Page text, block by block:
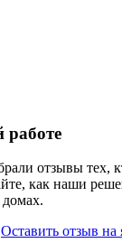
отзывы тех,
как наши
домах.
Оставить отзыв на